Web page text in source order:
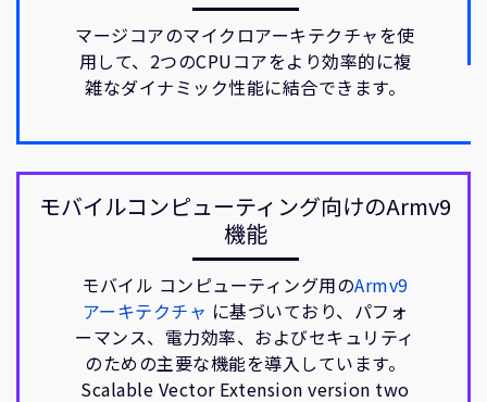
マージコアのマイクロアーキテクチャを使
用して、2つのCPUコアをより効率的に複
雑なダイナミック性能に結合できます。
モバイルコンピューティング向けのArmv9
機能
モバイル コンピューティング用のArmv9
アーキテクチャ に基づいており、パフォ
ーマンス、電力効率、およびセキュリティ
のための主要な機能を導入しています。
Scalable Vector Extension version two